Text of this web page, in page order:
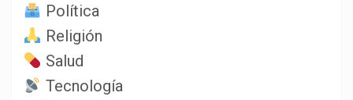
Política
Religión
Salud
Tecnología